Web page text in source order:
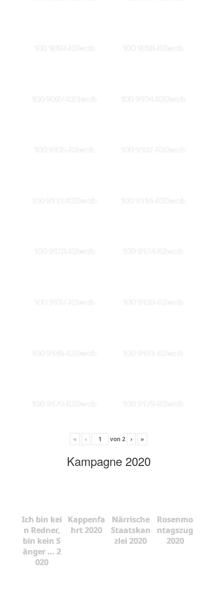
100 9092-KSweb 100 9093-KSweb
100 9097-KS1web 100 9104-KS0web
100 9105-KSweb 100 9107-KS0web
100 9112-KS0web 100 9116-KS0web
100 9123-KSweb 100 9124-KSweb
100 9137-KSweb 100 9139-KSweb
100 9146-KS0web 100 9151-KSweb
100 9170-KS0web 100 9179-KSweb
« ‹ von 2 › »
Kampagne 2020
Ich bin kei
n Redner,
bin kein S
änger ... 2
020
Kappenfa
hrt 2020
Närrische
Staatskan
zlei 2020
Rosenmo
ntagszug
2020